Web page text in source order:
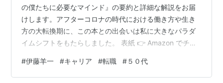
の僕たちに必要なマインド』の要約と詳細な解説をお届
けします。アフターコロナの時代における働き方や生き
方の大転換期に、この本との出会いは私に大きなパラダ
イムシフトをもたらしました。 表紙 👉 Amazon でチェ
ンド【電子書籍】[ 伊藤 羊一 ]価格：1,650円 (2025/2/6
時点) 楽天で購入 目次 FREE, FLAT, FUNとは？ 3つのリ
#伊藤羊一 #キャリア #転職 #５０代